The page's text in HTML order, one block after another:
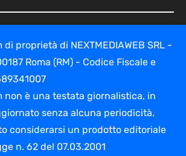
proprietà di NEXTMEDIAWEB SRL -
Roma (RM) - Codice Fiscale e
non è una testata giornalistica, in
senza alcuna periodicità.
considerarsi un prodotto editoriale
n. 62 del 07.03.2001